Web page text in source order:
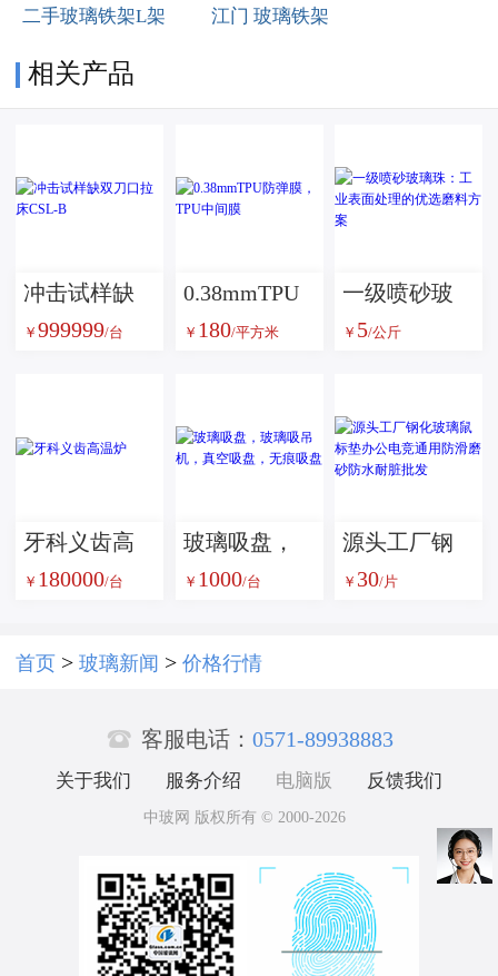
二手玻璃铁架L架 江门 玻璃铁架
相关产品
冲击试样缺
双刀口拉床
￥ 999999/台
0.38mmTPU
防弹膜，TPU
￥ 180/平方米
一级喷砂玻
璃珠：工业
案
￥ 5/公斤
牙科义齿高
温炉
￥ 180000/台
玻璃吸盘，
玻璃吸吊
盘，无痕吸
￥ 1000/台
源头工厂钢
化玻璃鼠标
批发
￥ 30/片
首页 > 玻璃新闻 > 价格行情
 客服电话： 0571-89938883
关于我们 服务介绍 电脑版 反馈我们
中玻网 版权所有 © 2000-2026